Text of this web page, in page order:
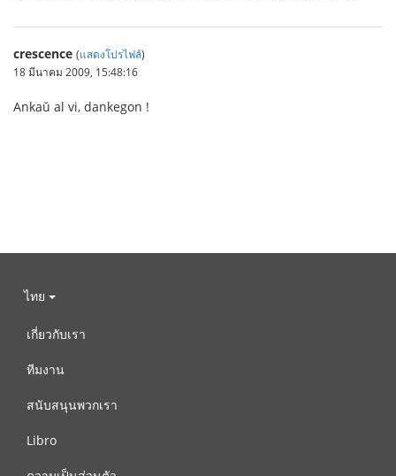
crescence (แสดงโปรไฟล์)
18 มีนาคม 2009, 15:48:16
Ankaŭ al vi, dankegon !
ไทย
เกี่ยวกับเรา
ทีมงาน
สนับสนุนพวกเรา
Libro